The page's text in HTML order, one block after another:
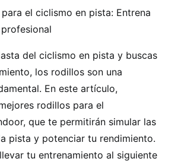
el ciclismo en pista: Entrena
del ciclismo en pista y buscas
los rodillos son una
En este artículo,
rodillos para el
que te permitirán simular las
pista y potenciar tu rendimiento.
tu entrenamiento al siguiente